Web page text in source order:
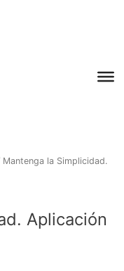
Mantenga la Simplicidad.
Aplicación